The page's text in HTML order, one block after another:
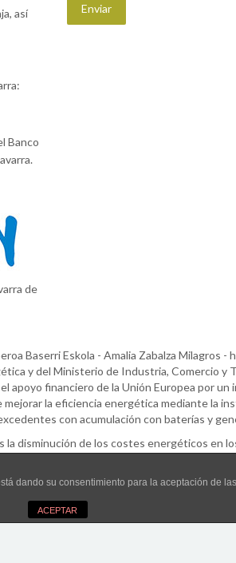
así
Banco
de
Baserri Eskola - Amalia Zabalza Milagros
y del Ministerio de Industria, Comercio y
apoyo financiero de la Unión Europea por
la eficiencia energética mediante la
con acumulación con baterías y
la disminución de los costes energéticos en
es el caso de la energía solar
efectiva para combatir el cambio
dando su consentimiento para la aceptación de
ACEPTAR